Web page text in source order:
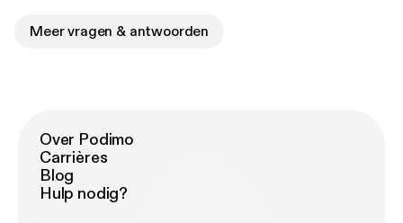
Meer vragen & antwoorden
Over Podimo
Carrières
Blog
Hulp nodig?